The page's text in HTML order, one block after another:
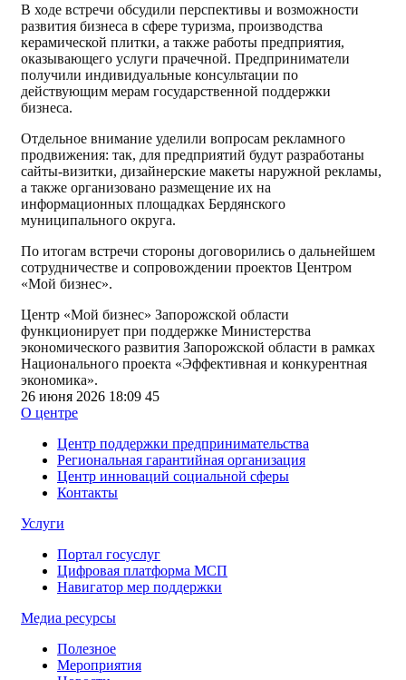
В ходе встречи обсудили перспективы и возможности
развития бизнеса в сфере туризма, производства
керамической плитки, а также работы предприятия,
оказывающего услуги прачечной. Предприниматели
получили индивидуальные консультации по
действующим мерам государственной поддержки
бизнеса.
Отдельное внимание уделили вопросам рекламного
продвижения: так, для предприятий будут разработаны
сайты-визитки, дизайнерские макеты наружной рекламы,
а также организовано размещение их на
информационных площадках Бердянского
муниципального округа.
По итогам встречи стороны договорились о дальнейшем
сотрудничестве и сопровождении проектов Центром
«Мой бизнес».
Центр «Мой бизнес» Запорожской области
функционирует при поддержке Министерства
экономического развития Запорожской области в рамках
Национального проекта «Эффективная и конкурентная
экономика».
26 июня 2026 18:09 45
О центре
Центр поддержки предпринимательства
Региональная гарантийная организация
Центр инноваций социальной сферы
Контакты
Услуги
Портал госуслуг
Цифровая платформа МСП
Навигатор мер поддержки
Медиа ресурсы
Полезное
Мероприятия